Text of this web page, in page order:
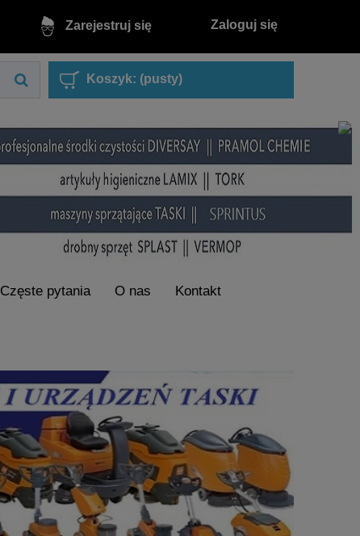
Zarejestruj się Zaloguj się
Koszyk: (pusty)
Częste pytania O nas
Kontakt